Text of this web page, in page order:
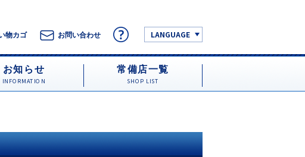
物カゴ お問い合わせ LANGUAGE
お知らせ
INFORMATION
常備店一覧
SHOP LIST